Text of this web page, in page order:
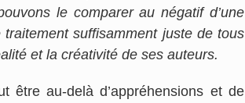
le comparer au négatif d’une
suffisamment juste de tous
et la créativité de ses auteurs.
être au-delà d’appréhensions et de